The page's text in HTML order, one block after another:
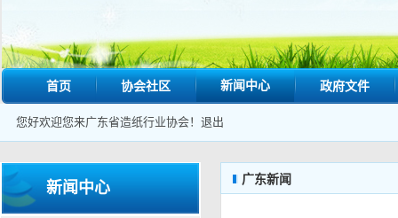
首页 协会社区 新闻中心 政府文件
您好欢迎您来广东省造纸行业协会！ 退出
新闻中心 广东新闻